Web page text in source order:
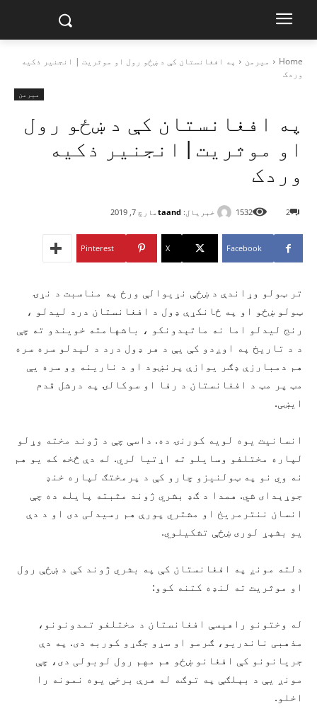
Home میرمن
په افغانستان کې د ښځو رول او موثریت | انجنیر ذکیه
وردک
میرمن
په افغانستان کې د ښځو رول
او موثریت | انجنیر ذکیه
وردک
خبریال: taandمارچ 7, 2019 2
1532
Facebook
X
Pinterest
تر ټولو وړاندې د ښځې نړیوالې ورځ په مناسبت د نړۍ
ټولو ښځو او په ځانکړې ‌‌‌‌‌‌ډول د افغانستان درد لیدلو ،
رنج لیدلو اما نه ماتېدونکو ، باشهامته خویندو ته چې
د د تاریخ په اوږدو کې یې د هر ‌‌‌‌‌‌ډول درد د لیدلو سره سره
هم دمبارزې ‌‌‌‌‌‌ډګر یوازې پرنښود او د نارینه وو سره یې
مټ پر مټ د افغانستان د رفا او سوکالۍ په درشل قدم
ایښی.
انسانيت یوه لویه کورنۍ ده. داسې چې د ژوند مخته وړلو
لپاره مختلفو وسایلو ته اړتیا لري. له دې څخه که یو هم
نه وي نو په ټولنیزو چارو کې د پرمختګ لپاره خنډ
جوړېدای شي. همدا د ګډ بشري ژوند مثبته پایله ده چې
انسان ننترمریخ او مشتري پورې هم رسیدلی دی او د دې
یو بشپړ لوری ښځې تشکیلوي.
دلته مونږ په افغانستان کې په بشري ژوند کې د ښځې رول
او موثریت ته لنډه کتنه کوو:
له وختونو راهیسې افغانستان د مختلفو تمدونونو،
مذهبی ناندریو، ګرمو او سړو جګړو کوربه دی. په دې
جریانونو کې افغانو ښځو هم مهم رول لوبولی دی، چې
مونږ يې د بېلګې په توګه له هرې برخې یوه نمونه را
اخلو.